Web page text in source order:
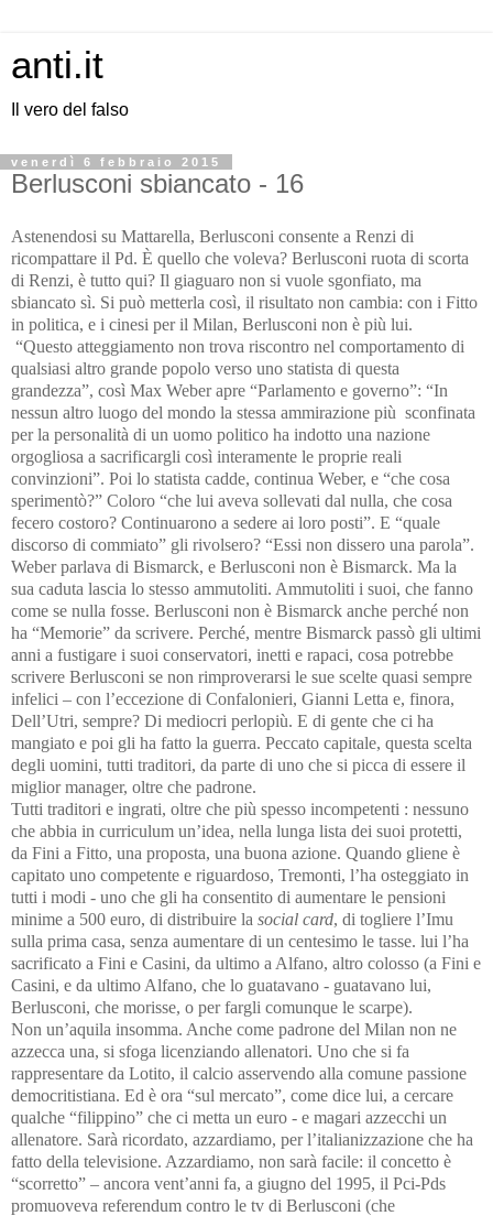
anti.it
Il vero del falso
venerdì 6 febbraio 2015
Berlusconi sbiancato - 16
Astenendosi su Mattarella, Berlusconi consente a Renzi di
ricompattare il Pd. È quello che voleva? Berlusconi ruota di scorta
di Renzi, è tutto qui? Il giaguaro non si vuole sgonfiato, ma
sbiancato sì. Si può metterla così, il risultato non cambia: con i Fitto
in politica, e i cinesi per il Milan, Berlusconi non è più lui.
“Questo atteggiamento non trova riscontro nel comportamento di
qualsiasi altro grande popolo verso uno statista di questa
grandezza”, così Max Weber apre “Parlamento e governo”: “In
nessun altro luogo del mondo la stessa ammirazione più sconfinata
per la personalità di un uomo politico ha indotto una nazione
orgogliosa a sacrificargli così interamente le proprie reali
convinzioni”. Poi lo statista cadde, continua Weber, e “che cosa
sperimentò?” Coloro “che lui aveva sollevati dal nulla, che cosa
fecero costoro? Continuarono a sedere ai loro posti”. E “quale
discorso di commiato” gli rivolsero? “Essi non dissero una parola”.
Weber parlava di Bismarck, e Berlusconi non è Bismarck. Ma la
sua caduta lascia lo stesso ammutoliti. Ammutoliti i suoi, che fanno
come se nulla fosse. Berlusconi non è Bismarck anche perché non
ha “Memorie” da scrivere. Perché, mentre Bismarck passò gli ultimi
anni a fustigare i suoi conservatori, inetti e rapaci, cosa potrebbe
scrivere Berlusconi se non rimproverarsi le sue scelte quasi sempre
infelici – con l’eccezione di Confalonieri, Gianni Letta e, finora,
Dell’Utri, sempre? Di mediocri perlopiù. E di gente che ci ha
mangiato e poi gli ha fatto la guerra. Peccato capitale, questa scelta
degli uomini, tutti traditori, da parte di uno che si picca di essere il
miglior manager, oltre che padrone.
Tutti traditori e ingrati, oltre che più spesso incompetenti : nessuno
che abbia in curriculum un’idea, nella lunga lista dei suoi protetti,
da Fini a Fitto, una proposta, una buona azione. Quando gliene è
capitato uno competente e riguardoso, Tremonti, l’ha osteggiato in
tutti i modi - uno che gli ha consentito di aumentare le pensioni
minime a 500 euro, di distribuire la social card, di togliere l’Imu
sulla prima casa, senza aumentare di un centesimo le tasse. lui l’ha
sacrificato a Fini e Casini, da ultimo a Alfano, altro colosso (a Fini e
Casini, e da ultimo Alfano, che lo guatavano - guatavano lui,
Berlusconi, che morisse, o per fargli comunque le scarpe).
Non un’aquila insomma. Anche come padrone del Milan non ne
azzecca una, si sfoga licenziando allenatori. Uno che si fa
rappresentare da Lotito, il calcio asservendo alla comune passione
democritistiana. Ed è ora “sul mercato”, come dice lui, a cercare
qualche “filippino” che ci metta un euro - e magari azzecchi un
allenatore. Sarà ricordato, azzardiamo, per l’italianizzazione che ha
fatto della televisione. Azzardiamo, non sarà facile: il concetto è
“scorretto” – ancora vent’anni fa, a giugno del 1995, il Pci-Pds
promuoveva referendum contro le tv di Berlusconi (che